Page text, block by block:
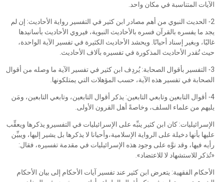
الآيات المتناسبة في مكان واحد.
2- الحديث النبوي من أهم مصادر ابن كثير في التفسير رواية الأحاديث: إن لم
يجد ما يفسره بالقرآن فسره بالأحاديث النبوية، فيروي الأحاديث بأسانيدها
غالبًا، وبغير إسناد أحيانًا. ويحشد الأحاديث الكثيرة في تفسير الآية الواحدة،
حيث تُقدر الأحاديث المذكورة في تفسيره بآلاف الأحاديث.
3- التفسير بأقوال الصحابة: يُردِف ابن كثير في تفسير الآية ما وصله من أقوال
الصحابة في تفسير هذه الآية، حسب المؤهلات التي يمتلكونها.
4- أقوال التابعين وتابعي التابعين: يذكر أقوال التابعين، وتابعي التابعين، ومَن
يليهم من علماء السلف، وخاصةً أهل القرون الأولى.
الإسرائيليات: كان ابن كثير ينبِّه على الإسرائيليات في التفسيرو يذكرها ويعقِّب
عليها بأنها دخيلة على الرواية الإسلامية،وأحيانا لا يذكرها بل يشير إليها، ويبيِّن
رأيه فيها، وقد نوَّه على وجود هذه الإسرائيليات في مقدمة تفسيره، فقال:
«تُذكر للاستشهاد لا للاعتضاد».
الأحكام الفقهية: يتعرض ابن كثير عند تفسير آيات الأحكام إلى بيان الأحكام